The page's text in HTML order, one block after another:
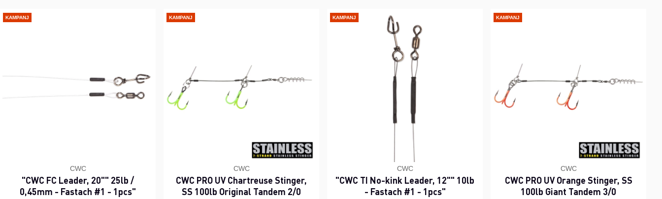
KAMPANJ
CWC
"CWC FC Leader, 20"" 25lb /
0,45mm - Fastach #1 - 1pcs"
KAMPANJ
CWC
CWC PRO UV Chartreuse Stinger,
SS 100lb Original Tandem 2/0
KAMPANJ
CWC
"CWC TI No-kink Leader, 12"" 10lb
- Fastach #1 - 1pcs"
KAMPANJ
CWC
CWC PRO UV Orange Stinger, SS
100lb Giant Tandem 3/0